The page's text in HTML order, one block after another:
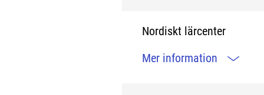
Nordiskt lärcenter
Mer information